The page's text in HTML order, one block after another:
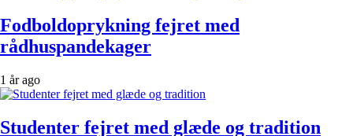
Fodboldoprykning fejret med
rådhuspandekager
1 år ago
Studenter fejret med glæde og tradition